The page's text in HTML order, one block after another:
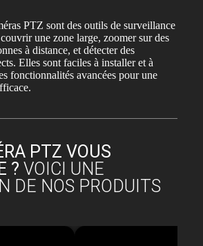
PTZ sont des outils de surveillance
une zone large, zoomer sur des
à distance, et détecter des
Elles sont faciles à installer et à
fonctionnalités avancées pour une
PTZ VOUS
? VOICI UNE
DE NOS PRODUITS